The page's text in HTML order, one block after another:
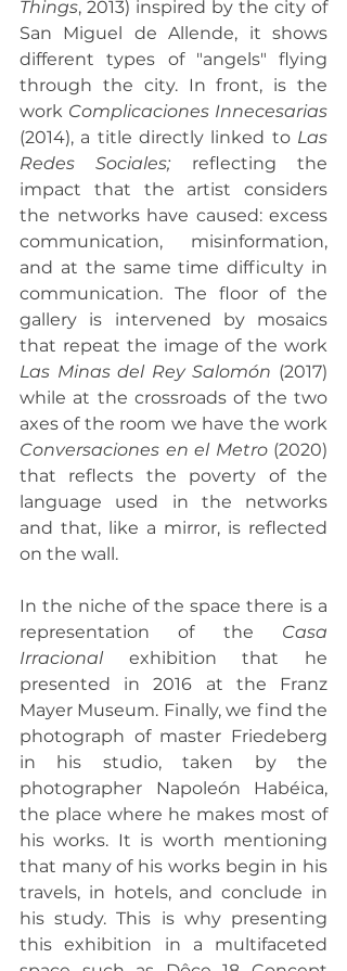
Things, 2013) inspired by the city of
San Miguel de Allende, it shows
different types of "angels" flying
through the city. In front, is the
work Complicaciones Innecesarias
(2014), a title directly linked to Las
Redes Sociales; reflecting the
impact that the artist considers
the networks have caused: excess
communication, misinformation,
and at the same time difficulty in
communication. The floor of the
gallery is intervened by mosaics
Las Minas del Rey Salomón (2017)
while at the crossroads of the two
Conversaciones en el Metro (2020)
that reflects the poverty of the
language used in the networks
and that, like a mirror, is reflected
on the wall.
In the niche of the space there is a
representation of the Casa
Irracional exhibition that he
presented in 2016 at the Franz
Mayer Museum. Finally, we find the
photograph of master Friedeberg
in his studio, taken by the
photographer Napoleón Habéica,
the place where he makes most of
his works. It is worth mentioning
that many of his works begin in his
travels, in hotels, and conclude in
his study. This is why presenting
this exhibition in a multifaceted